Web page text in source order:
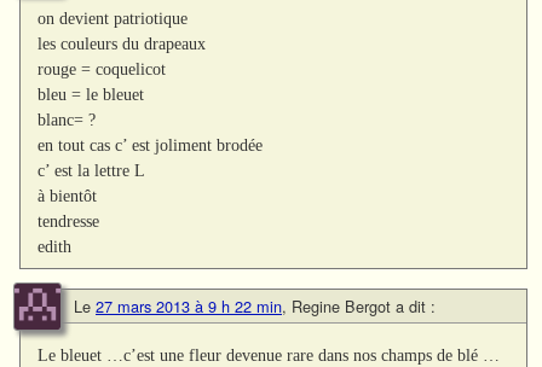
on devient patriotique
les couleurs du drapeaux
rouge = coquelicot
bleu = le bleuet
blanc= ?
en tout cas c’ est joliment brodée
c’ est la lettre L
à bientôt
tendresse
edith
Le 27 mars 2013 à 9 h 22 min, Regine Bergot a dit :
Le bleuet …c’est une fleur devenue rare dans nos champs de blé …